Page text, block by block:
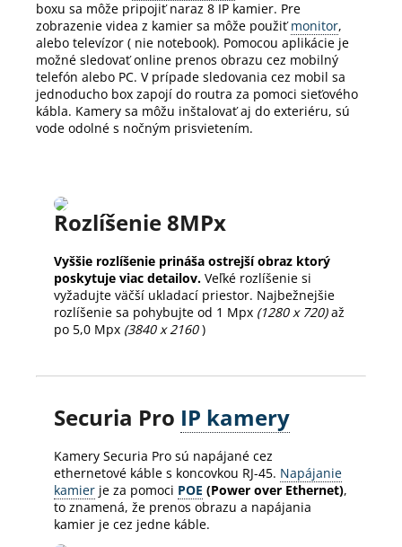
boxu sa môže pripojiť naraz 8 IP kamier. Pre
zobrazenie videa z kamier sa môže použiťmonitor,
alebo televízor ( nie notebook). Pomocou aplikácie je
možné sledovať online prenos obrazu cez mobilný
telefón alebo PC. V prípade sledovania cez mobil sa
jednoducho box zapojí do routra za pomoci sieťového
kábla. Kamery sa môžu inštalovať aj do exteriéru, sú
vode odolné s nočným prisvietením.
Rozlíšenie 8MPx
Vyššie rozlíšenie prináša ostrejší obraz ktorý
poskytuje viac detailov. Veľké rozlíšenie si
vyžadujte väčší ukladací priestor. Najbežnejšie
rozlíšenie sa pohybujte od 1 Mpx (1280 x 720)až
po 5,0 Mpx (3840 x 2160)
Securia Pro IP kamery
Kamery Securia Pro sú napájané cez
ethernetové káble s koncovkou RJ-45. Napájanie
kamier je za pomoci POE (Power over Ethernet),
to znamená, že prenos obrazu a napájania
kamier je cez jedne káble.